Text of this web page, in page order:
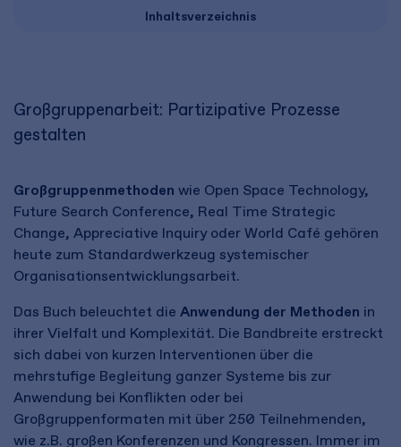
Inhaltsverzeichnis
Großgruppenarbeit: Partizipative Prozesse
gestalten
Großgruppenmethoden wie Open Space Technology,
Future Search Conference, Real Time Strategic
Change, Appreciative Inquiry oder World Café gehören
heute zum Standardwerkzeug systemischer
Organisationsentwicklungsarbeit.
Das Buch beleuchtet die Anwendung der Methoden in
ihrer Vielfalt und Komplexität. Die Bandbreite erstreckt
sich dabei von kurzen Interventionen über die
mehrstufige Begleitung ganzer Systeme bis zur
Anwendung bei Konflikten oder bei
Großgruppenformaten mit über 250 Teilnehmenden,
wie z.B. großen Konferenzen und Kongressen. Immer im